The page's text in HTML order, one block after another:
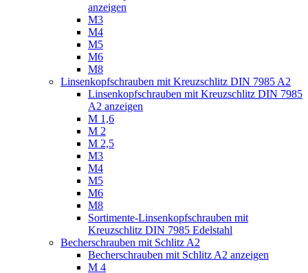
anzeigen
M3
M4
M5
M6
M8
Linsenkopfschrauben mit Kreuzschlitz DIN 7985 A2
Linsenkopfschrauben mit Kreuzschlitz DIN 7985
A2 anzeigen
M 1,6
M 2
M 2,5
M3
M4
M5
M6
M8
Sortimente-Linsenkopfschrauben mit
Kreuzschlitz DIN 7985 Edelstahl
Becherschrauben mit Schlitz A2
Becherschrauben mit Schlitz A2 anzeigen
M 4